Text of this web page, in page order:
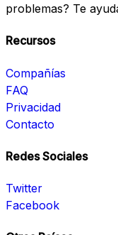
problemas? Te
Recursos
Compañías
FAQ
Privacidad
Contacto
Redes Sociales
Twitter
Facebook